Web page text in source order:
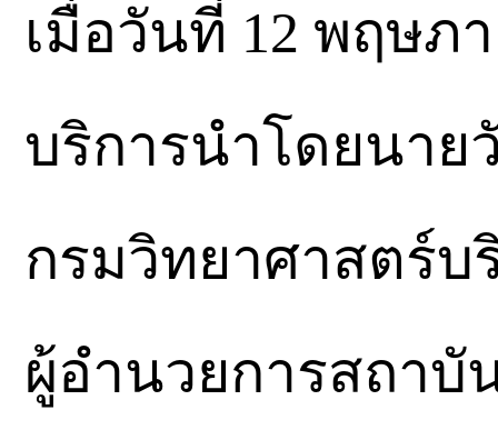
เมื่อวันที่ 12 พฤษภ
บริการนำโดยนา
กรมวิทยาศาสตร์บ
ผู้อำนวยการสถาบั